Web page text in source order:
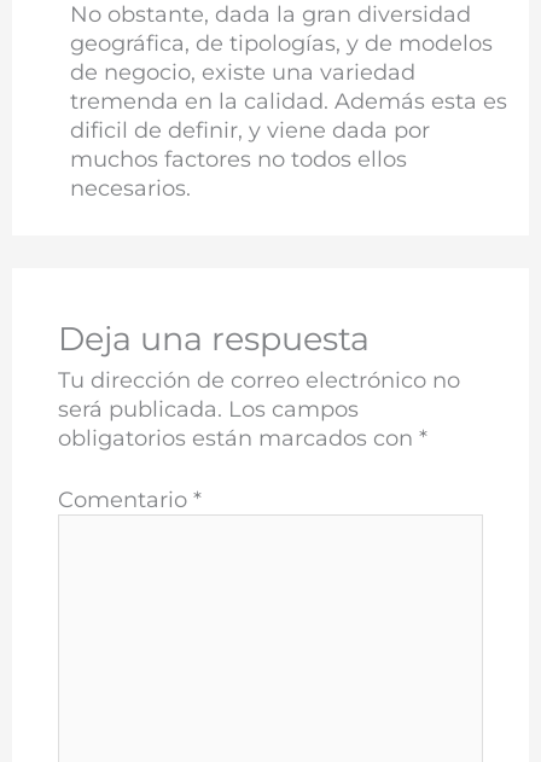
No obstante, dada la gran diversidad
geográfica, de tipologías, y de modelos
de negocio, existe una variedad
tremenda en la calidad. Además esta es
dificil de definir, y viene dada por
muchos factores no todos ellos
necesarios.
Deja una respuesta
Tu dirección de correo electrónico no
será publicada. Los campos
obligatorios están marcados con*
Comentario*